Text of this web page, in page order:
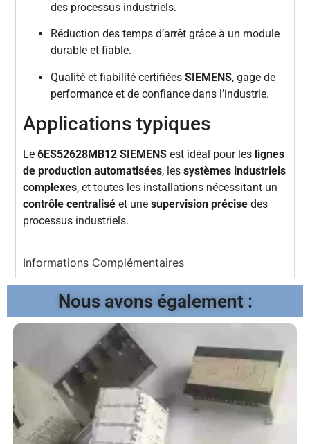
des processus industriels.
Réduction des temps d’arrêt grâce à un module
durable et fiable.
Qualité et fiabilité certifiéesSIEMENS, gage de
performance et de confiance dans l’industrie.
Applications typiques
Le6ES52628MB12 SIEMENS est idéal pour les lignes
de production automatisées, lessystèmes industriels
complexes, et toutes les installations nécessitant un
contrôle centralisé et unesupervision précise des
processus industriels.
Informations Complémentaires
Nous avons également :